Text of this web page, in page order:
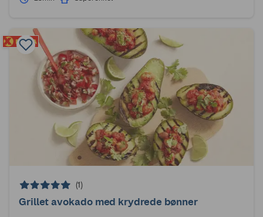
(1)
Grillet avokado med krydrede bønner